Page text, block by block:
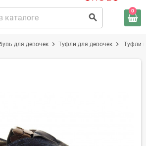
search
0
для девочек chevron_right Туфли для девочек chevron_right Туфли